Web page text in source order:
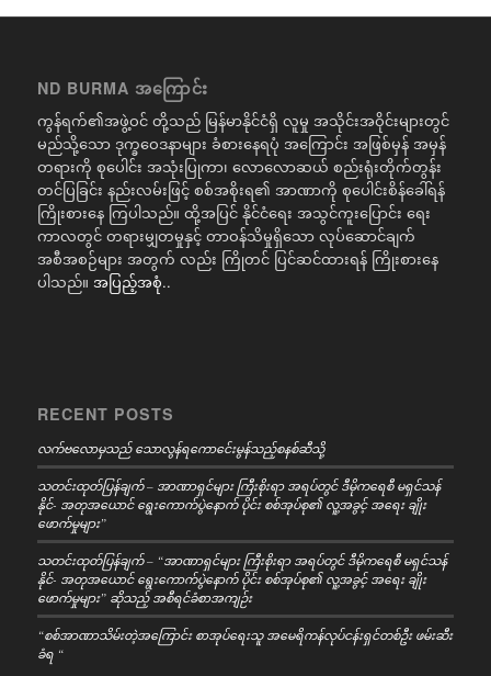
ND BURMA အကြောင်း
ကွန်ရက်၏အဖွဲ့ဝင် တို့သည် မြန်မာနိုင်ငံရှိ လူမှု အသိုင်းအဝိုင်းများတွင်
မည်သို့သော ဒုက္ခဝေဒနာများ ခံစားနေရပုံ အကြောင်း အဖြစ်မှန် အမှန်
တရားကို စုပေါင်း အသုံးပြုကာ၊ လောလောဆယ် စည်းရုံးတိုက်တွန်း
တင်ပြခြင်း နည်းလမ်းဖြင့် စစ်အစိုးရ၏ အာဏာကို စုပေါင်းစိန်ခေါ်ရန်
ကြိုးစားနေ ကြပါသည်။ ထို့အပြင် နိုင်ငံရေး အသွင်ကူးပြောင်း ရေး
ကာလတွင် တရားမျှတမှုနှင့် တာဝန်သိမှုရှိသော လုပ်ဆောင်ချက်
အစီအစဉ်များ အတွက် လည်း ကြိုတင် ပြင်ဆင်ထားရန် ကြိုးစားနေ
ပါသည်။ အပြည့်အစုံ..
RECENT POSTS
လက်ဗလောမှသည် သောလွန်ရကောင်ေးမွန်သည့်စနစ်ဆီသို့
သတင်းထုတ်ပြန်ချက် – အာဏာရှင်များ ကြီးစိုးရာ အရပ်တွင် ဒီမိုကရေစီ မရှင်သန်
နိုင်- အတုအယောင် ရွေးကောက်ပွဲနောက် ပိုင်း စစ်အုပ်စု၏ လူ့အခွင့် အရေး ချိုး
ဖောက်မှုများ”
သတင်းထုတ်ပြန်ချက် – “အာဏာရှင်များ ကြီးစိုးရာ အရပ်တွင် ဒီမိုကရေစီ မရှင်သန်
နိုင်- အတုအယောင် ရွေးကောက်ပွဲနောက် ပိုင်း စစ်အုပ်စု၏ လူ့အခွင့် အရေး ချိုး
ဖောက်မှုများ” ဆိုသည့် အစီရင်ခံစာအကျဉ်း
“စစ်အာဏာသိမ်းတဲ့အကြောင်း စာအုပ်ရေးသူ အမေရိကန်လုပ်ငန်းရှင်တစ်ဦး ဖမ်းဆီး
ခံရ “